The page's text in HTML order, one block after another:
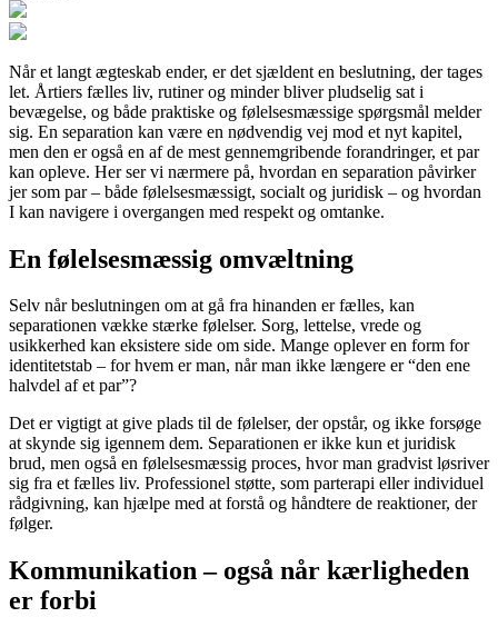
Når et langt ægteskab ender, er det sjældent en beslutning, der tages
let. Årtiers fælles liv, rutiner og minder bliver pludselig sat i
bevægelse, og både praktiske og følelsesmæssige spørgsmål melder
sig. En separation kan være en nødvendig vej mod et nyt kapitel,
men den er også en af de mest gennemgribende forandringer, et par
kan opleve. Her ser vi nærmere på, hvordan en separation påvirker
jer som par – både følelsesmæssigt, socialt og juridisk – og hvordan
I kan navigere i overgangen med respekt og omtanke.
En følelsesmæssig omvæltning
Selv når beslutningen om at gå fra hinanden er fælles, kan
separationen vække stærke følelser. Sorg, lettelse, vrede og
usikkerhed kan eksistere side om side. Mange oplever en form for
identitetstab – for hvem er man, når man ikke længere er “den ene
halvdel af et par”?
Det er vigtigt at give plads til de følelser, der opstår, og ikke forsøge
at skynde sig igennem dem. Separationen er ikke kun et juridisk
brud, men også en følelsesmæssig proces, hvor man gradvist løsriver
sig fra et fælles liv. Professionel støtte, som parterapi eller individuel
rådgivning, kan hjælpe med at forstå og håndtere de reaktioner, der
følger.
Kommunikation – også når kærligheden
er forbi